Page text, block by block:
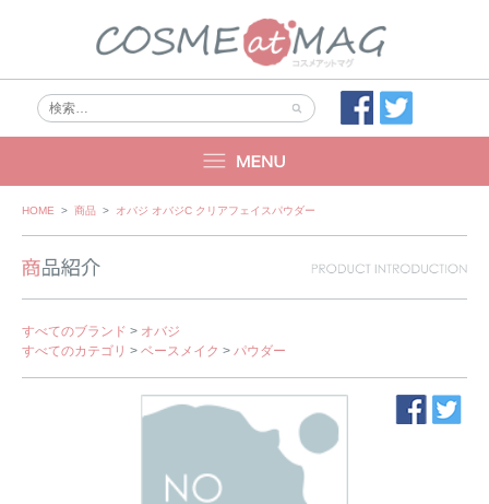
Skip
HOME > 商品 > オバジ オバジC クリアフェイスパウダー
すべてのブランド > オバジ
すべてのカテゴリ > ベースメイク > パウダー